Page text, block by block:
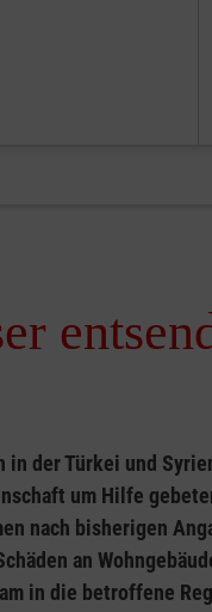
in der Türkei und
um Hilfe
nach bisherigen
an
in die betroffene